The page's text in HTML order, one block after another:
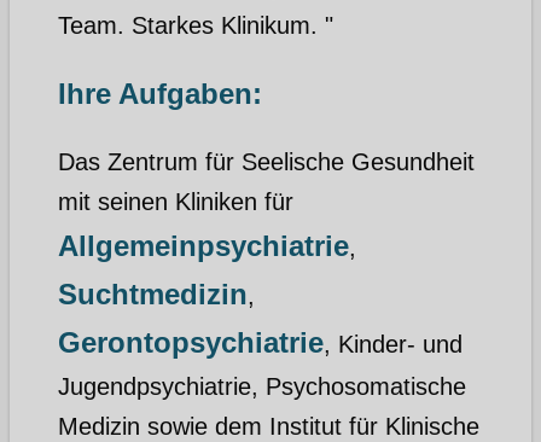
Team. Starkes Klinikum. "
Ihre Aufgaben:
Das Zentrum für Seelische Gesundheit
mit seinen Kliniken für
Allgemeinpsychiatrie,
Suchtmedizin,
Gerontopsychiatrie, Kinder- und
Jugendpsychiatrie, Psychosomatische
Medizin sowie dem Institut für Klinische